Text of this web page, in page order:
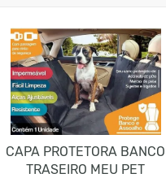
CAPA PROTETORA BANCO
TRASEIRO MEU PET